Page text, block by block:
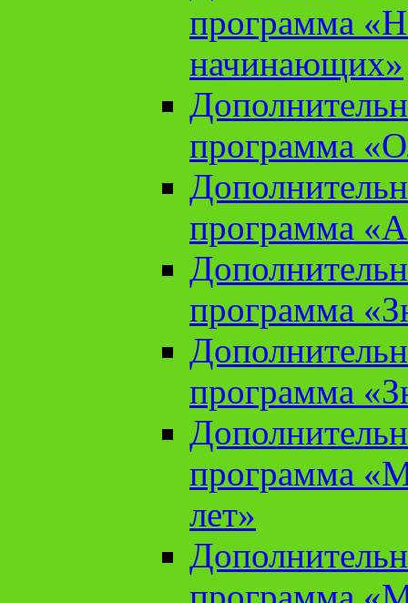
программа
начинающих»
программа
программа
программа
программа
программа
лет»